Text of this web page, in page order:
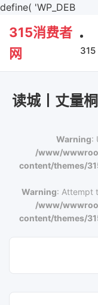
define( 'WP_DEB
315消费者
网
315
读城丨丈量
Warning:
/www/
content/themes/
Warning: Attempt
/www/
content/themes/